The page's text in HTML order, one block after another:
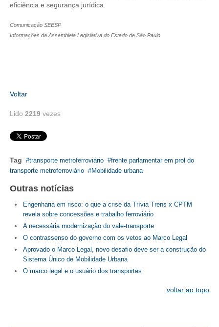
APRESENTAÇÃO
AUTÔNOMOS E SERVIÇOS
NEWSLETTER
GUIA DAS ENGENHARIAS
CURSOS
ENGENHEIRO EMPREENDEDOR
SEESP EDUCAÇÃO
BENEFÍCIOS
APOSENTADORIA
eficiência e segurança jurídica.
Comunicação SEESP
Informações da Assembleia Legislativa do Estado de São Paulo
Voltar
Lido 2219 vezes
Tag transporte metroferroviário
frente parlamentar em prol do
transporte metroferroviário
Mobilidade urbana
Outras notícias
Engenharia em risco: o que a crise da Trívia Trens x CPTM
revela sobre concessões e trabalho ferroviário
A necessária modernização do vale-transporte
O contrassenso do governo com os vetos ao Marco Legal
Aprovado o Marco Legal, novo desafio deve ser a construção do
Sistema Único de Mobilidade Urbana
O marco legal e o usuário dos transportes
voltar ao topo